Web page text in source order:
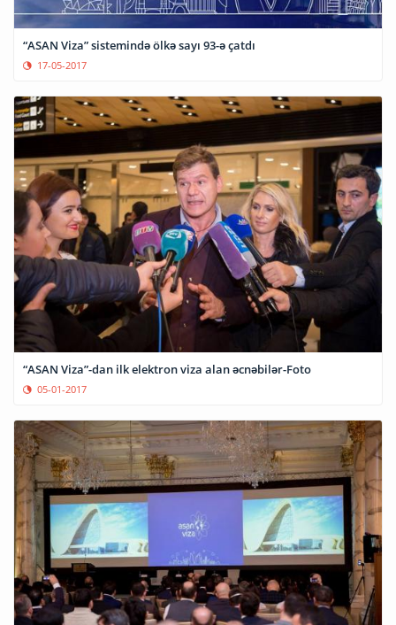
“ASAN Viza” sistemində ölkə sayı 93-ə çatdı
17-05-2017
“ASAN Viza”-dan ilk elektron viza alan əcnəbilər-Foto
05-01-2017